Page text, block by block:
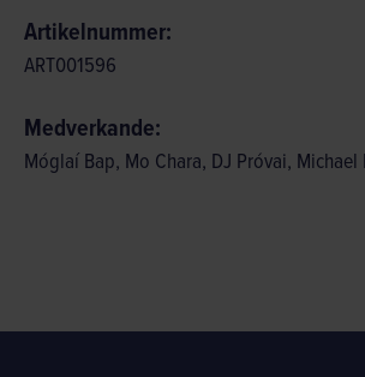
Artikelnummer:
ART001596
Medverkande:
Móglaí Bap, Mo Chara, DJ Próvai, Michael